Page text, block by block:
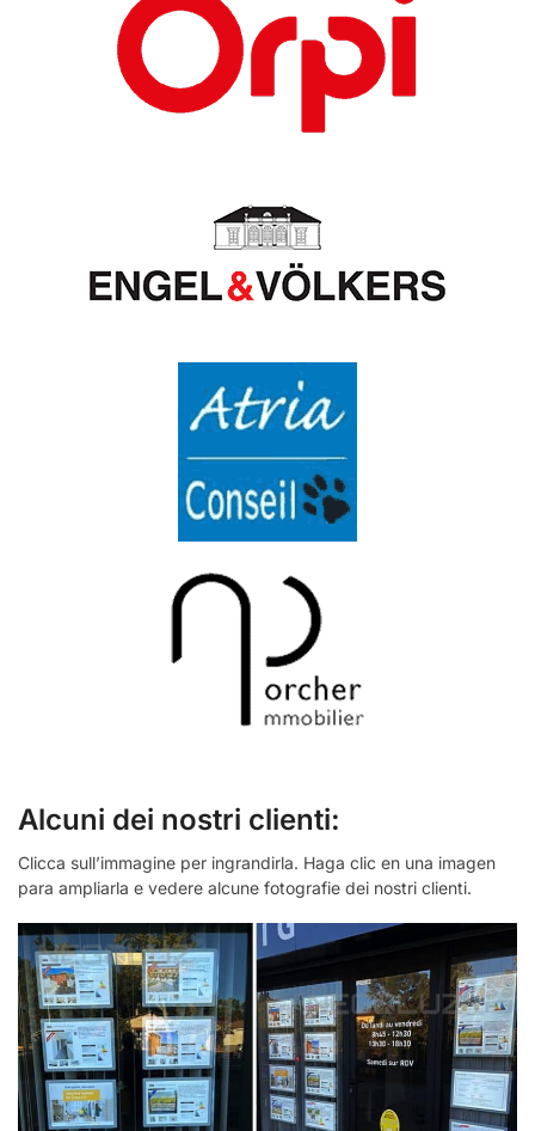
Alcuni dei nostri clienti:
Clicca sull’immagine per ingrandirla. Haga clic en una imagen
para ampliarla e vedere alcune fotografie dei nostri clienti.